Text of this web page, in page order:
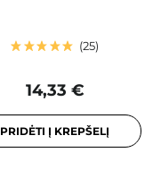
25
14,33 €
PRIDĖTI Į KREPŠELĮ